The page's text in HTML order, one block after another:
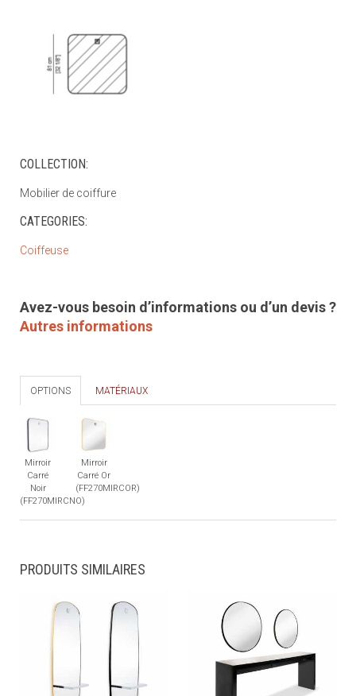
COLLECTION:
Mobilier de coiffure
CATEGORIES:
Coiffeuse
Avez-vous besoin d’informations ou d’un devis ?
Autres informations
OPTIONS MATÉRIAUX
Mirroir
Carré
Noir
(FF270MIRCNO)
Mirroir
Carré Or
(FF270MIRCOR)
PRODUITS SIMILAIRES